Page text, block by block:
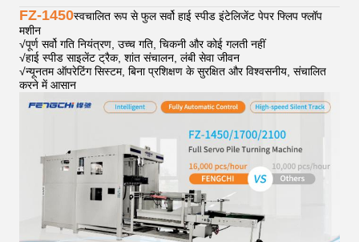
FZ-1450स्वचालित रूप से फुल सर्वो हाई स्पीड इंटेलिजेंट पेपर फ्लिप फ्लॉप
मशीन
√पूर्ण सर्वो गति नियंत्रण, उच्च गति, चिकनी और कोई गलती नहीं
√हाई स्पीड साइलेंट ट्रैक, शांत संचालन, लंबी सेवा जीवन
√न्यूनतम ऑपरेटिंग सिस्टम, बिना प्रशिक्षण के सुरक्षित और विश्वसनीय, संचालित
करने में आसान